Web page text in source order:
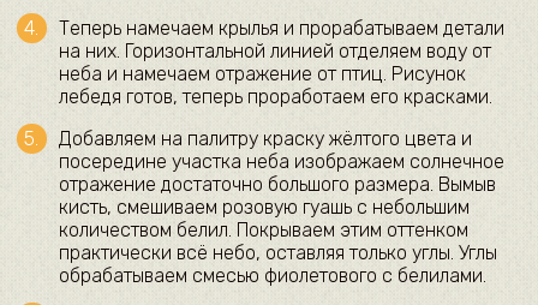
Теперь намечаем крылья и прорабатываем детали
на них. Горизонтальной линией отделяем воду от
неба и намечаем отражение от птиц. Рисунок
лебедя готов, теперь проработаем его красками.
Добавляем на палитру краску жёлтого цвета и
посередине участка неба изображаем солнечное
отражение достаточно большого размера. Вымыв
кисть, смешиваем розовую гуашь с небольшим
количеством белил. Покрываем этим оттенком
практически всё небо, оставляя только углы. Углы
обрабатываем смесью фиолетового с белилами.